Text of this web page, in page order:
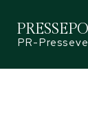
PR-